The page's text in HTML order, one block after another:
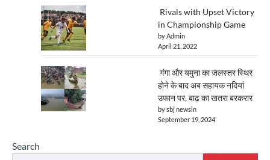
Rivals with Upset Victory
in Championship Game
by Admin
April 21, 2022
गंगा और यमुना का जलस्तर स्थिर
होने के बाद अब सहायक नदियां
उफान पर, बाढ़ का खतरा बरकरार
by sbj newsin
September 19, 2024
Search